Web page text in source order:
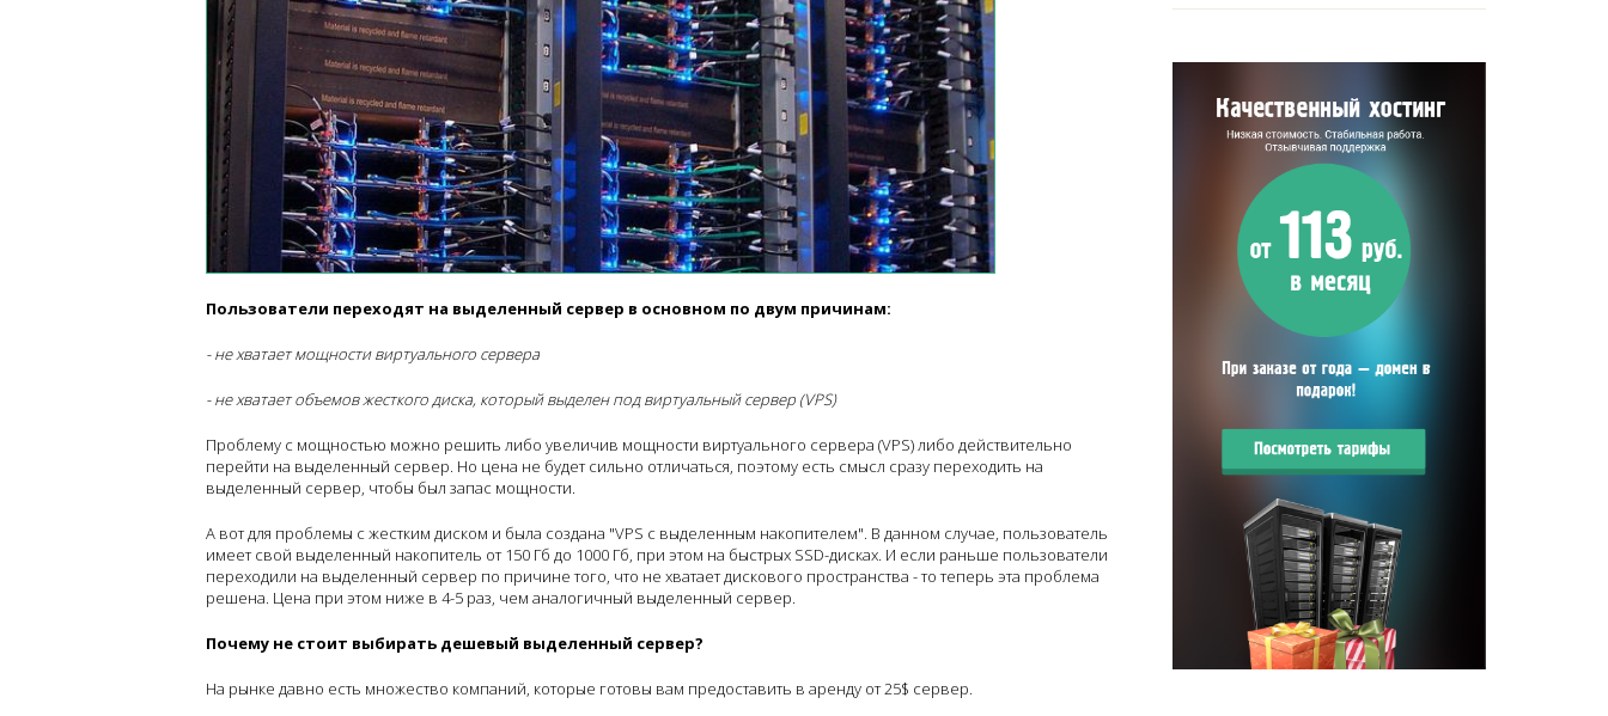
Пользователи переходят на выделенный сервер в основном по двум причинам:
- не хватает мощности виртуального сервера
- не хватает объемов жесткого диска, который выделен под виртуальный сервер (VPS)
Проблему с мощностью можно решить либо увеличив мощности виртуального сервера (VPS) либо действительно
перейти на выделенный сервер. Но цена не будет сильно отличаться, поэтому есть смысл сразу переходить на
выделенный сервер, чтобы был запас мощности.
А вот для проблемы с жестким диском и была создана "VPS c выделенным накопителем". В данном случае, пользователь
имеет свой выделенный накопитель от 150 Гб до 1000 Гб, при этом на быстрых SSD-дисках. И если раньше пользователи
переходили на выделенный сервер по причине того, что не хватает дискового пространства - то теперь эта проблема
решена. Цена при этом ниже в 4-5 раз, чем аналогичный выделенный сервер.
Почему не стоит выбирать дешевый выделенный сервер?
На рынке давно есть множество компаний, которые готовы вам предоставить в аренду от 25$ сервер.